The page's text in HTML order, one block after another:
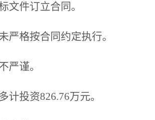
文件订立合同。
严格按合同约定执行。
严谨。
计投资826.76万元。